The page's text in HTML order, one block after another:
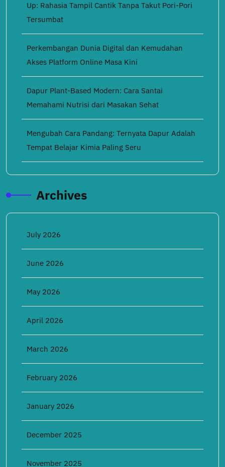
Up: Rahasia Tampil Cantik Tanpa Takut Pori-Pori
Tersumbat
Perkembangan Dunia Digital dan Kemudahan
Akses Platform Online Masa Kini
Dapur Plant-Based Modern: Cara Santai
Memahami Nutrisi dari Masakan Sehat
Mengubah Cara Pandang: Ternyata Dapur Adalah
Tempat Belajar Kimia Paling Seru
Archives
July 2026
June 2026
May 2026
April 2026
March 2026
February 2026
January 2026
December 2025
November 2025